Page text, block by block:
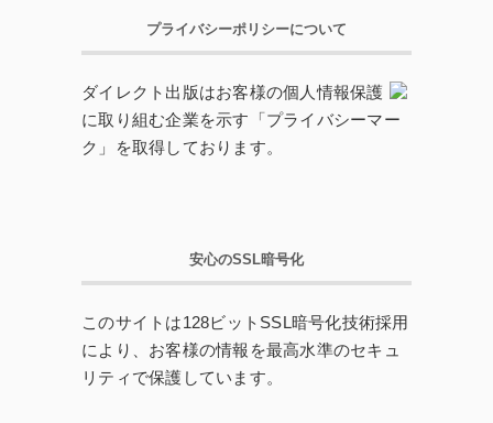
プライバシーポリシーについて
ダイレクト出版はお客様の個人情報保護
に取り組む企業を示す「プライバシーマー
ク」を取得しております。
安心のSSL暗号化
このサイトは128ビットSSL暗号化技術採用
により、お客様の情報を最高水準のセキュ
リティで保護しています。